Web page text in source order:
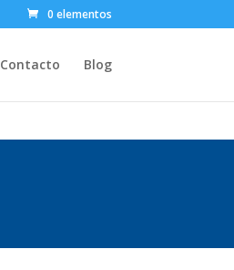
0 elementos
Contacto Blog